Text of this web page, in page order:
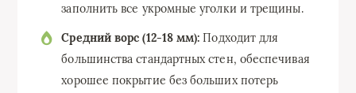
заполнить все укромные уголки и трещины.
Средний ворс (12-18 мм): Подходит для
большинства стандартных стен, обеспечивая
хорошее покрытие без больших потерь